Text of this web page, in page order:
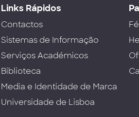
Links Rápidos
Contactos
Sistemas de Informação
Serviços Académicos
Biblioteca
Media e Identidade de Marca
Universidade de Lisboa